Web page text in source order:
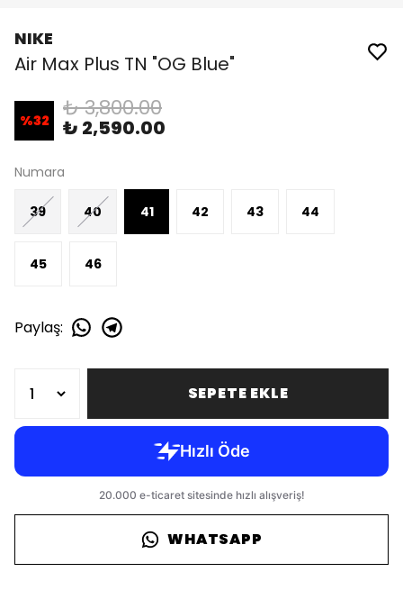
NIKE
Air Max Plus TN "OG Blue"
%32 ₺ 3,800.00
₺ 2,590.00
Numara
39 40 41 42 43 44
45 46
Paylaş:
SEPETE EKLE
WHATSAPP